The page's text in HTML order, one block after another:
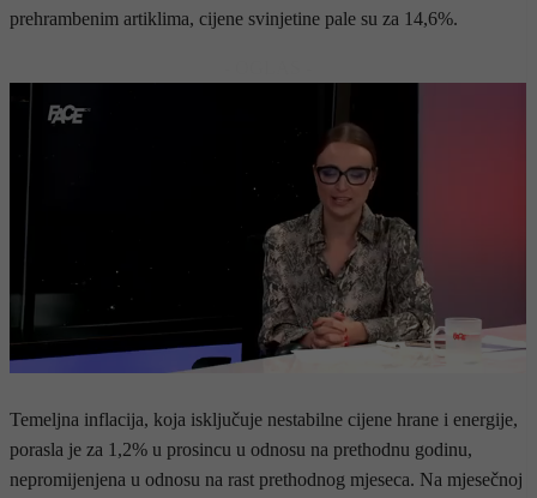
prehrambenim artiklima, cijene svinjetine pale su za 14,6%.
Temeljna inflacija, koja isključuje nestabilne cijene hrane i energije,
porasla je za 1,2% u prosincu u odnosu na prethodnu godinu,
nepromijenjena u odnosu na rast prethodnog mjeseca. Na mjesečnoj